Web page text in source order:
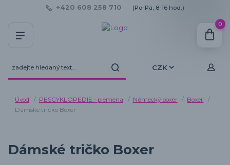
CZK
+420 608 258 710 (Po-Pá, 8-16 hod.)
0
Úvod PESCYKLOPEDIE - plemena Německý boxer
Boxer
Dámské tričko Boxer
Dámské tričko Boxer